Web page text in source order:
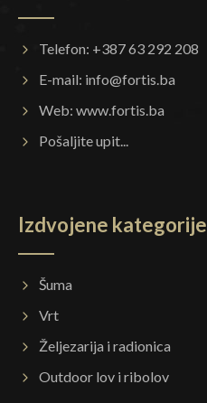
Telefon: +387 63 292 208
E-mail: info@fortis.ba
Web: www.fortis.ba
Pošaljite upit...
Izdvojene kategorije
Šuma
Vrt
Željezarija i radionica
Outdoor lov i ribolov